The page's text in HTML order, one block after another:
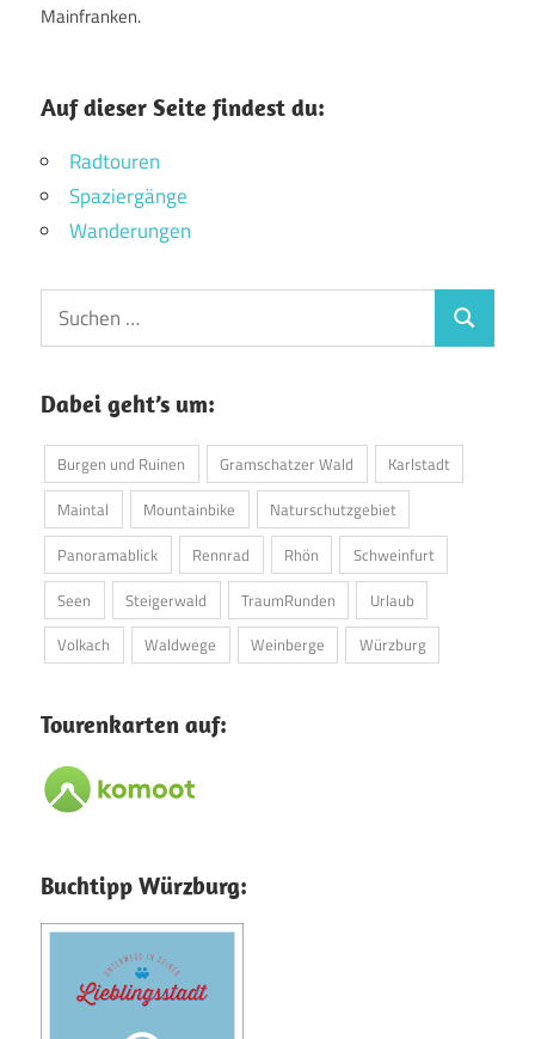
Mainfranken.
Auf dieser Seite findest du:
Radtouren
Spaziergänge
Wanderungen
Suchen
nach:
Suchen
Dabei geht’s um:
Burgen und Ruinen Gramschatzer Wald
Karlstadt
Maintal
Mountainbike
Naturschutzgebiet
Panoramablick
Rennrad Rhön
Schweinfurt
Seen
Steigerwald TraumRunden
Urlaub
Volkach
Waldwege Weinberge Würzburg
Tourenkarten auf:
Buchtipp Würzburg: